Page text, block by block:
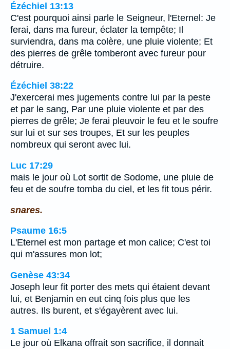
Ézéchiel 13:13
C'est pourquoi ainsi parle le Seigneur, l'Eternel: Je
ferai, dans ma fureur, éclater la tempête; Il
surviendra, dans ma colère, une pluie violente; Et
des pierres de grêle tomberont avec fureur pour
détruire.
Ézéchiel 38:22
J'exercerai mes jugements contre lui par la peste
et par le sang, Par une pluie violente et par des
pierres de grêle; Je ferai pleuvoir le feu et le soufre
sur lui et sur ses troupes, Et sur les peuples
nombreux qui seront avec lui.
Luc 17:29
mais le jour où Lot sortit de Sodome, une pluie de
feu et de soufre tomba du ciel, et les fit tous périr.
snares.
Psaume 16:5
L'Eternel est mon partage et mon calice; C'est toi
qui m'assures mon lot;
Genèse 43:34
Joseph leur fit porter des mets qui étaient devant
lui, et Benjamin en eut cinq fois plus que les
autres. Ils burent, et s'égayèrent avec lui.
1 Samuel 1:4
Le jour où Elkana offrait son sacrifice, il donnait